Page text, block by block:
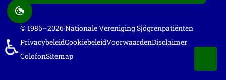
© 1986–2026 Nationale Vereniging Sjögrenpatiënten
PrivacybeleidCookiebeleidVoorwaardenDisclaimer
ColofonSitemap